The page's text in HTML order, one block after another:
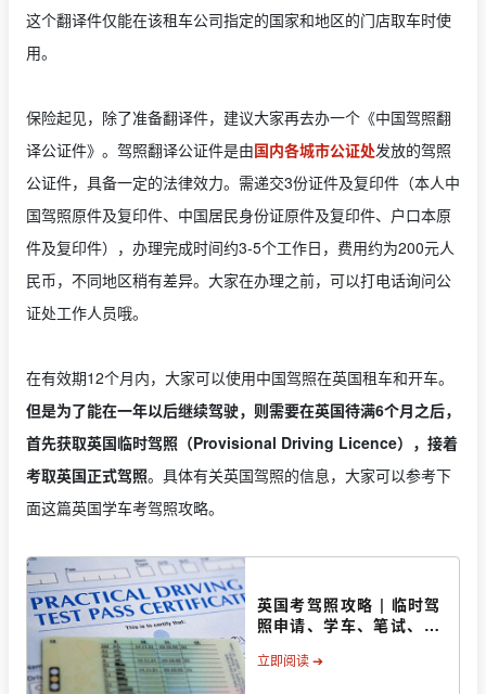
这个翻译件仅能在该租车公司指定的国家和地区的门店取车时使
用。
保险起见，除了准备翻译件，建议大家再去办一个《中国驾照翻
译公证件》。驾照翻译公证件是由国内各城市公证处发放的驾照
公证件，具备一定的法律效力。需递交3份证件及复印件（本人中
国驾照原件及复印件、中国居民身份证原件及复印件、户口本原
件及复印件），办理完成时间约3-5个工作日，费用约为200元人
民币，不同地区稍有差异。大家在办理之前，可以打电话询问公
证处工作人员哦。
在有效期12个月内，大家可以使用中国驾照在英国租车和开车。
但是为了能在一年以后继续驾驶，则需要在英国待满6个月之后，
首先获取英国临时驾照（Provisional Driving Licence），接着
考取英国正式驾照。具体有关英国驾照的信息，大家可以参考下
面这篇英国学车考驾照攻略。
英国考驾照攻略 | 临时驾
照申请、学车、笔试、路
立即阅读 ➔